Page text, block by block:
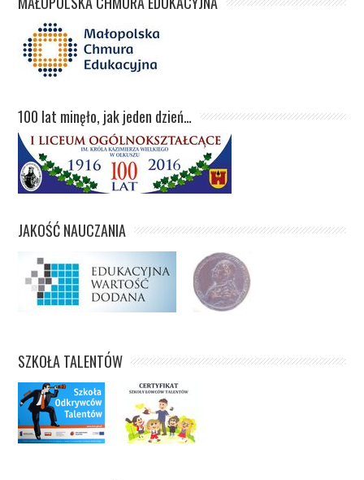
100 lat minęło, jak jeden dzień…
JAKOŚĆ NAUCZANIA
SZKOŁA TALENTÓW